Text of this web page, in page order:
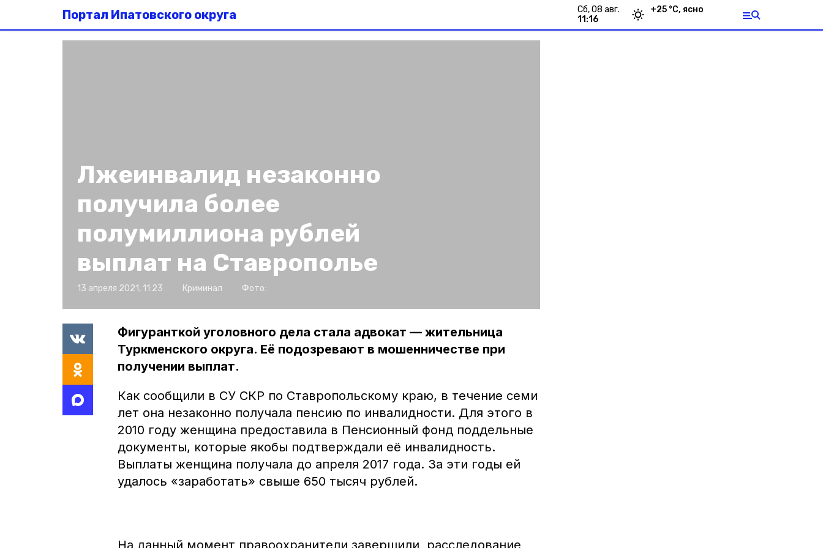
Портал Ипатовского округа
сб, 08 авг.
11:16
+25 °С, ясно
Лжеинвалид незаконно
получила более
полумиллиона рублей
выплат на Ставрополье
13 апреля 2021, 11:23 Криминал Фото:
Фигуранткой уголовного дела стала адвокат — жительница
Туркменского округа. Её подозревают в мошенничестве при
получении выплат.
Как сообщили в СУ СКР по Ставропольскому краю, в течение семи
лет она незаконно получала пенсию по инвалидности. Для этого в
2010 году женщина предоставила в Пенсионный фонд поддельные
документы, которые якобы подтверждали её инвалидность.
Выплаты женщина получала до апреля 2017 года. За эти годы ей
удалось «заработать» свыше 650 тысяч рублей.
На данный момент правоохранители завершили расследование